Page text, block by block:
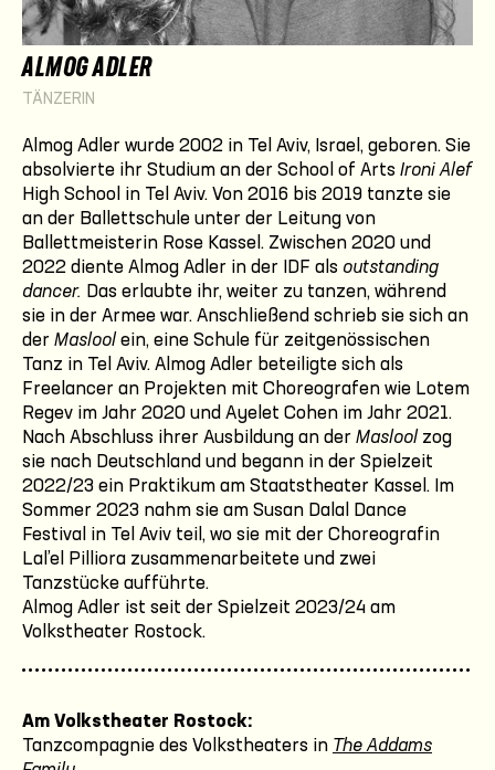
ALMOG ADLER
TÄNZERIN
Almog Adler wurde 2002 in Tel Aviv, Israel, geboren. Sie
absolvierte ihr Studium an der School of Arts Ironi Alef
High School in Tel Aviv. Von 2016 bis 2019 tanzte sie
an der Ballettschule unter der Leitung von
Ballettmeisterin Rose Kassel. Zwischen 2020 und
2022 diente Almog Adler in der IDF als outstanding
dancer. Das erlaubte ihr, weiter zu tanzen, während
sie in der Armee war. Anschließend schrieb sie sich an
der Maslool ein, eine Schule für zeitgenössischen
Tanz in Tel Aviv. Almog Adler beteiligte sich als
Freelancer an Projekten mit Choreografen wie Lotem
Regev im Jahr 2020 und Ayelet Cohen im Jahr 2021.
Nach Abschluss ihrer Ausbildung an der Maslool zog
sie nach Deutschland und begann in der Spielzeit
2022/23 ein Praktikum am Staatstheater Kassel. Im
Sommer 2023 nahm sie am Susan Dalal Dance
Festival in Tel Aviv teil, wo sie mit der Choreografin
Lal’el Pilliora zusammenarbeitete und zwei
Tanzstücke aufführte.
Almog Adler ist seit der Spielzeit 2023/24 am
Volkstheater Rostock.
Am Volkstheater Rostock:
Tanzcompagnie des Volkstheaters in The Addams